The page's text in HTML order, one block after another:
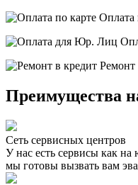
Оплата
Ремонт
Преимущества
Сеть сервисных центров
У нас есть сервисы как на
мы готовы вызвать вам